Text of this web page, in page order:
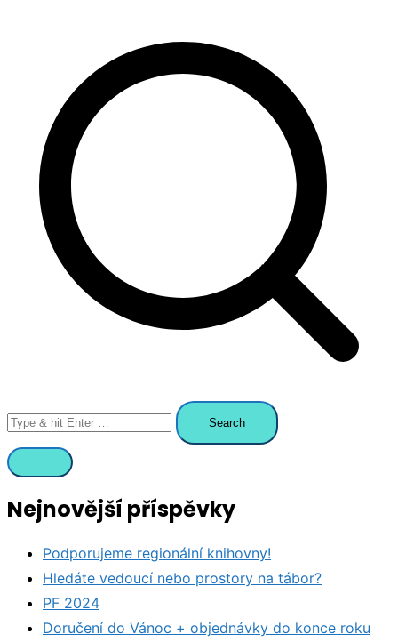
Search
for:
Nejnovější příspěvky
Podporujeme regionální knihovny!
Hledáte vedoucí nebo prostory na tábor?
PF 2024
Doručení do Vánoc + objednávky do konce roku